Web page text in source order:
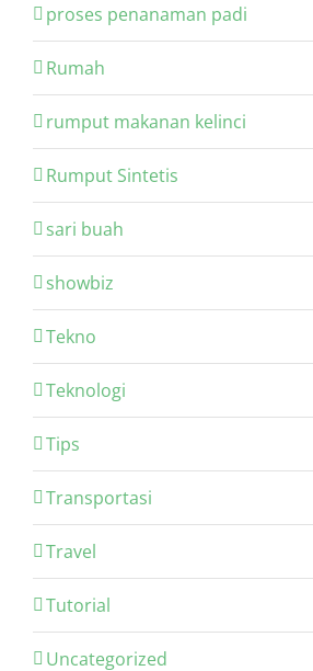
proses penanaman padi
Rumah
rumput makanan kelinci
Rumput Sintetis
sari buah
showbiz
Tekno
Teknologi
Tips
Transportasi
Travel
Tutorial
Uncategorized